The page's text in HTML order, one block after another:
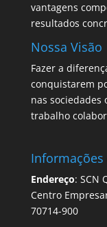
vantagens
resultados
Nossa Visão
Fazer a
conquistarem
nas
trabalho
Informações
Endereço: SCN
Centro
70714-900